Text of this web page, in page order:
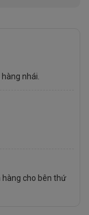
nhái.
hàng cho bên thứ